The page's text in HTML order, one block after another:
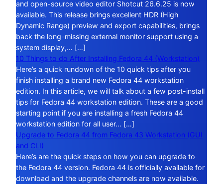
and open-source video editor Shotcut 26.6.25 is now
available. This release brings excellent HDR (High
Dynamic Range) preview and export capabilities, brings
back the long-missing external monitor support using a
system display,… […]
10 Things to do After Installing Fedora 44 (Workstation)
Here’s a quick rundown of the 10 quick tips after you
finish installing a brand new Fedora 44 workstation
edition. In this article, we will talk about a few post-install
tips for Fedora 44 workstation edition. These are a good
starting point if you are installing a fresh Fedora 44
workstation edition for all user… […]
Upgrade to Fedora 44 from Fedora 43 Workstation (GUI
and CLI)
Here’s are the quick steps on how you can upgrade to
the Fedora 44 version. Fedora 44 is officially available for
download and the upgrade channels are now available.